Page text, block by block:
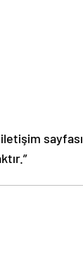
sayfası